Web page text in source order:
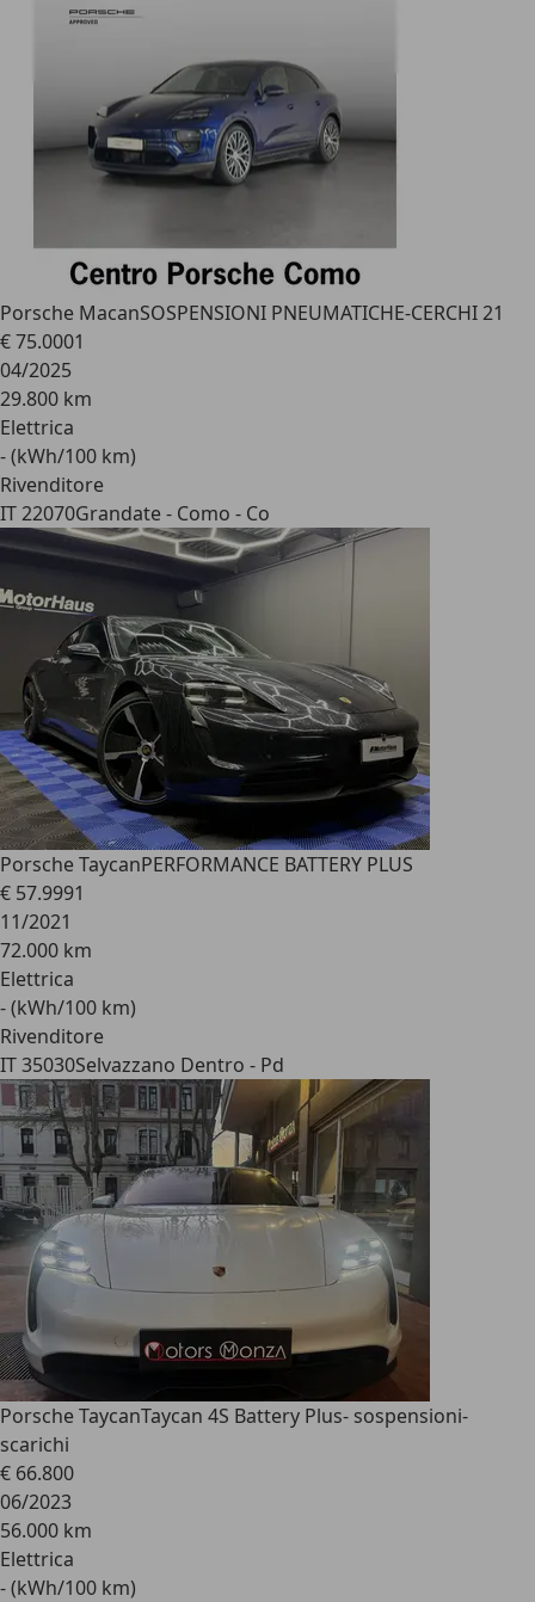
Porsche MacanSOSPENSIONI PNEUMATICHE-CERCHI 21
€ 75.0001
04/2025
29.800 km
Elettrica
- (kWh/100 km)
Rivenditore
IT 22070Grandate - Como - Co
Porsche TaycanPERFORMANCE BATTERY PLUS
€ 57.9991
11/2021
72.000 km
Elettrica
- (kWh/100 km)
Rivenditore
IT 35030Selvazzano Dentro - Pd
Porsche TaycanTaycan 4S Battery Plus- sospensioni-
scarichi
€ 66.800
06/2023
56.000 km
Elettrica
- (kWh/100 km)